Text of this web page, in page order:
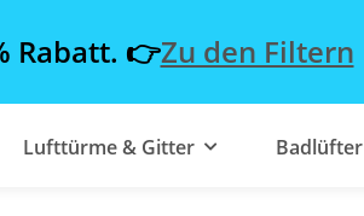
Rabatt. 👉Zu den Filtern
Lufttürme & Gitter Badlüfter